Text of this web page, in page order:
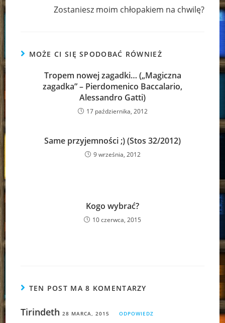
Zostaniesz moim chłopakiem na chwilę?
MOŻE CI SIĘ SPODOBAĆ RÓWNIEŻ
Tropem nowej zagadki… („Magiczna
zagadka” – Pierdomenico Baccalario,
Alessandro Gatti)
17 października, 2012
Same przyjemności ;) (Stos 32/2012)
9 września, 2012
Kogo wybrać?
10 czerwca, 2015
TEN POST MA 8 KOMENTARZY
Tirindeth 28 MARCA, 2015 ODPOWIEDZ